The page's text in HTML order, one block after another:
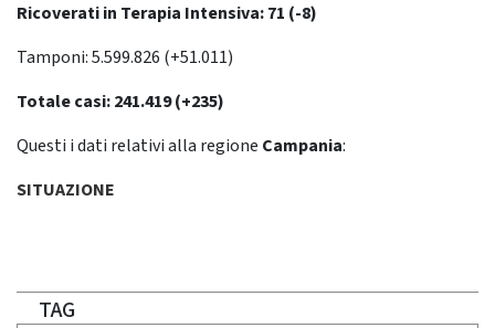
Ricoverati in Terapia Intensiva: 71 (-8)
Tamponi: 5.599.826 (+51.011)
Totale casi: 241.419 (+235)
Questi i dati relativi alla regione Campania:
SITUAZIONE
TAG